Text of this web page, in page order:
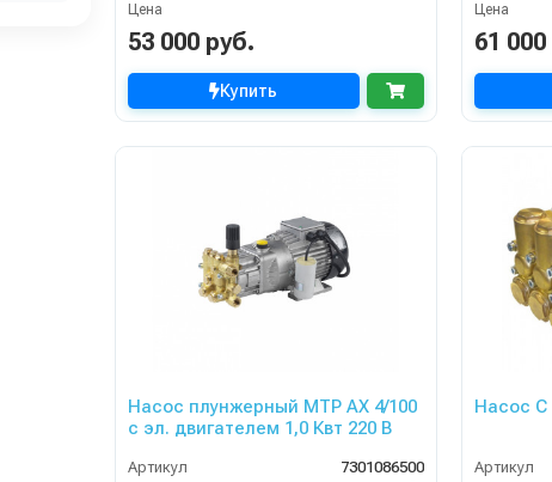
Цена
53 000 руб.
Купить
Цена
61
Насос плунжерный MTP AX 4/100
с эл. двигателем 1,0 Квт 220 В
Артикул
7301086500
Насос C
Артикул